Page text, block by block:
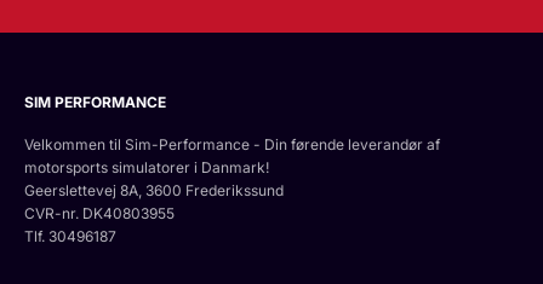
SIM PERFORMANCE
Velkommen til Sim-Performance - Din førende leverandør af
motorsports simulatorer i Danmark!
Geerslettevej 8A, 3600 Frederikssund
CVR-nr. DK40803955
Tlf. 30496187